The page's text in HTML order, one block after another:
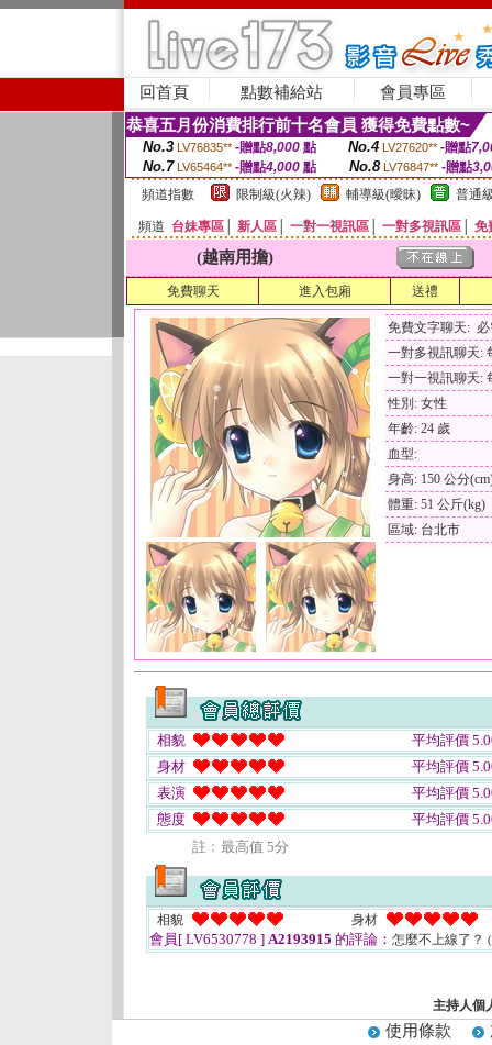
回首頁 點數補給站 會員專區
恭喜五月份消費排行前十名會員 獲得免費點數~
No.3 LV76835** -贈點8,000點 No.4 LV27620** -贈點
No.7 LV65464** -贈點4,000 點 No.8 LV76847** -贈點
頻道指數
限制級(火辣) 輔導級(曖昧) 普通
頻道 台妹專區 新人區 一對一視訊區 一對多視訊區 免
(越南用擔)
免費聊天 進入包廂 送禮
免費文字聊天:
一對多視訊聊天:
一對一視訊聊天:
性別: 女性
年齡: 24 歲
血型:
身高: 150 公分
體重: 51 公斤(kg)
區域: 台北市
相貌
平均評價
身材
平均評價
表演
平均評價
態度
平均評價
註﹕最高值 5分
相貌 身材
會員[ LV6530778 ] A2193915 的評論： 怎麼不上線了？
主持人個
使用條款